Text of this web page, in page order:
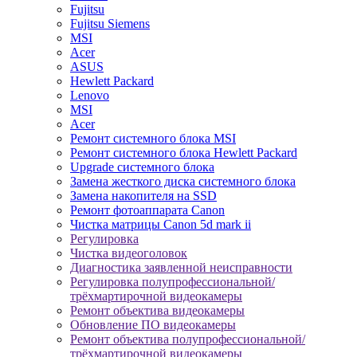
Fujitsu
Fujitsu Siemens
MSI
Acer
ASUS
Hewlett Packard
Lenovo
MSI
Acer
Ремонт системного блока MSI
Ремонт системного блока Hewlett Packard
Upgrade системного блока
Замена жесткого диска системного блока
Замена накопителя на SSD
Ремонт фотоаппарата Canon
Чистка матрицы Canon 5d mark ii
Регулировка
Чистка видеоголовок
Диагностика заявленной неисправности
Регулировка полупрофессиональной/
трёхмартирочной видеокамеры
Ремонт объектива видеокамеры
Обновление ПО видеокамеры
Ремонт объектива полупрофессиональной/
трёхмартирочной видеокамеры